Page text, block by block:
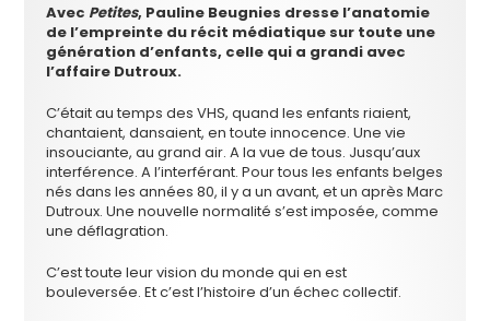
Avec Petites, Pauline Beugnies dresse l’anatomie
de l’empreinte du récit médiatique sur toute une
génération d’enfants, celle qui a grandi avec
l’affaire Dutroux.
C’était au temps des VHS, quand les enfants riaient,
chantaient, dansaient, en toute innocence. Une vie
insouciante, au grand air. A la vue de tous. Jusqu’aux
interférence. A l’interférant. Pour tous les enfants belges
nés dans les années 80, il y a un avant, et un après Marc
Dutroux. Une nouvelle normalité s’est imposée, comme
une déflagration.
C’est toute leur vision du monde qui en est
bouleversée. Et c’est l’histoire d’un échec collectif.